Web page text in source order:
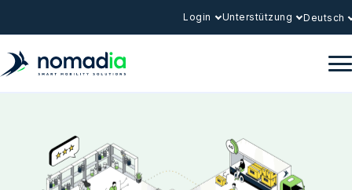
Login Unterstützung Deutsch